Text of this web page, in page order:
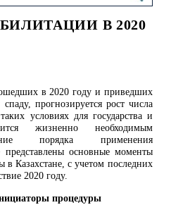
В 2020
в 2020 году и приведших
прогнозируется рост числа
условиях для государства и
жизненно необходимым
порядка применения
основные моменты
Казахстане, с учетом последних
2020 году.
процедуры